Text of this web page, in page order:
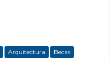
Arquitectura
Becas